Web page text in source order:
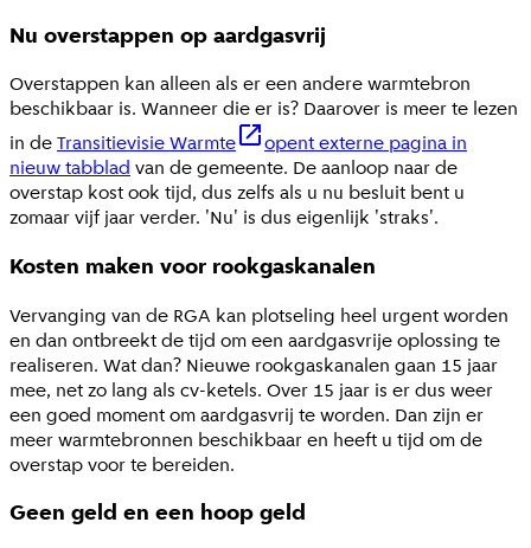
Nu overstappen op aardgasvrij
Overstappen kan alleen als er een andere warmtebron
beschikbaar is. Wanneer die er is? Daarover is meer te lezen
in deTransitievisie Warmte
opent externe pagina in
nieuw tabblad van de gemeente. De aanloop naar de
overstap kost ook tijd, dus zelfs als u nu besluit bent u
zomaar vijf jaar verder. 'Nu' is dus eigenlijk 'straks'.
Kosten maken voor rookgaskanalen
Vervanging van de RGA kan plotseling heel urgent worden
en dan ontbreekt de tijd om een aardgasvrije oplossing te
realiseren. Wat dan? Nieuwe rookgaskanalen gaan 15 jaar
mee, net zo lang als cv-ketels. Over 15 jaar is er dus weer
een goed moment om aardgasvrij te worden. Dan zijn er
meer warmtebronnen beschikbaar en heeft u tijd om de
overstap voor te bereiden.
Geen geld en een hoop geld